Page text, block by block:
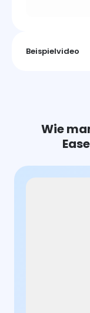
Beispielvideo
Wie